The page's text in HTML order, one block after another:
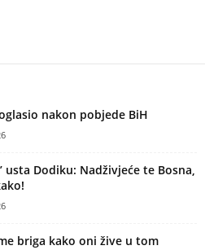
nakon pobjede BiH
usta Dodiku: Nadživjeće te Bosna,
briga kako oni žive u tom